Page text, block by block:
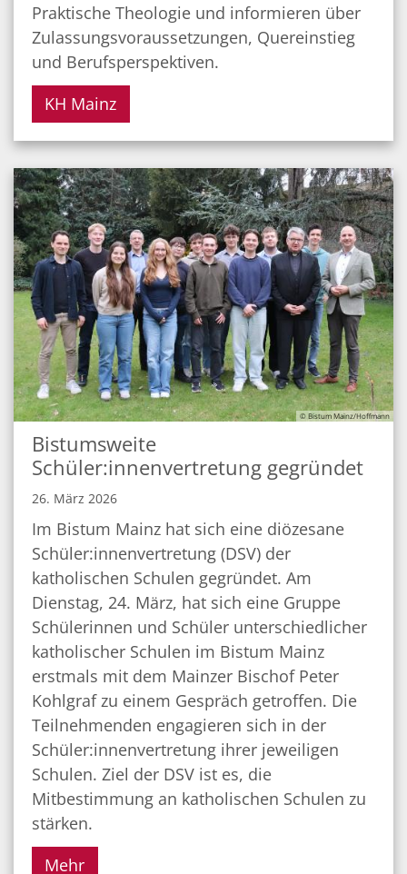
Praktische Theologie und informieren über
Zulassungsvoraussetzungen, Quereinstieg
und Berufsperspektiven.
KH Mainz
© Bistum Mainz/Hoffmann
Bistumsweite
Schüler:innenvertretung gegründet
26. März 2026
Im Bistum Mainz hat sich eine diözesane
Schüler:innenvertretung (DSV) der
katholischen Schulen gegründet. Am
Dienstag, 24. März, hat sich eine Gruppe
Schülerinnen und Schüler unterschiedlicher
katholischer Schulen im Bistum Mainz
erstmals mit dem Mainzer Bischof Peter
Kohlgraf zu einem Gespräch getroffen. Die
Teilnehmenden engagieren sich in der
Schüler:innenvertretung ihrer jeweiligen
Schulen. Ziel der DSV ist es, die
Mitbestimmung an katholischen Schulen zu
stärken.
Mehr